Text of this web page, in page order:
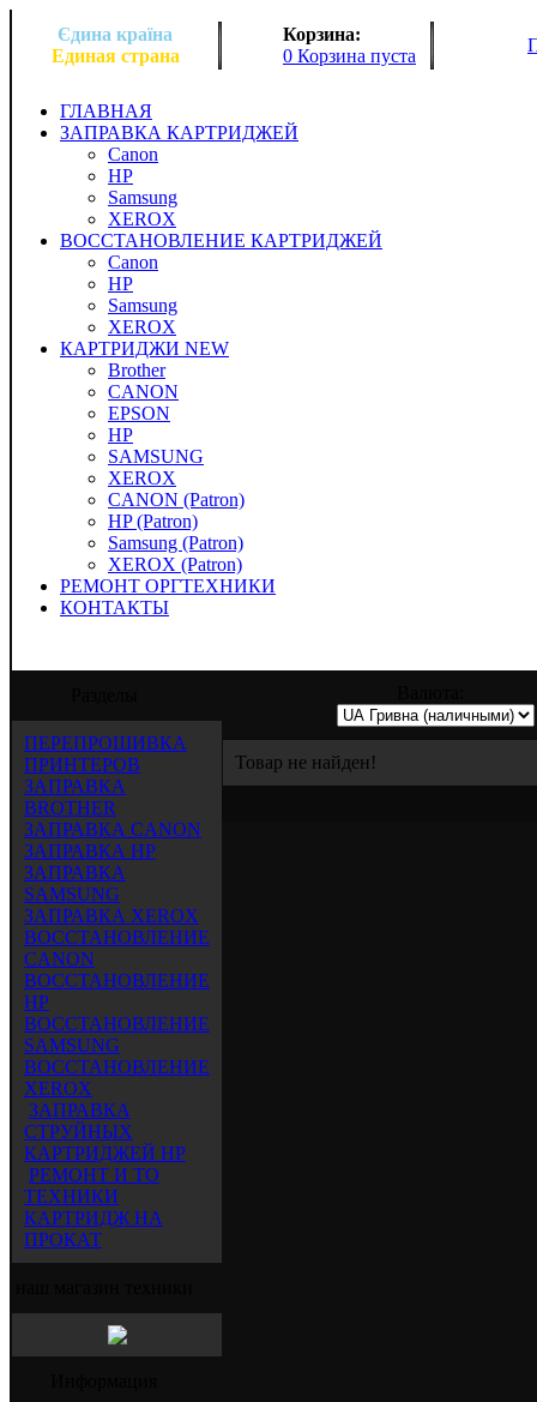
Єдина країна
Единая страна
Корзина:
0 Корзина пуста
ГЛАВНАЯ
ЗАПРАВКА КАРТРИДЖЕЙ
Canon
HP
Samsung
XEROX
ВОССТАНОВЛЕНИЕ КАРТРИДЖЕЙ
Canon
HP
Samsung
XEROX
КАРТРИДЖИ NEW
Brother
CANON
EPSON
HP
SAMSUNG
XEROX
CANON (Patron)
HP (Patron)
Samsung (Patron)
XEROX (Patron)
РЕМОНТ ОРГТЕХНИКИ
КОНТАКТЫ
ПЕРЕПРОШИВКА
ПРИНТЕРОВ
ЗАПРАВКА
BROTHER
ЗАПРАВКА CANON
ЗАПРАВКА HP
ЗАПРАВКА
SAMSUNG
ЗАПРАВКА XEROX
ВОССТАНОВЛЕНИЕ
CANON
ВОССТАНОВЛЕНИЕ
HP
ВОССТАНОВЛЕНИЕ
SAMSUNG
ВОССТАНОВЛЕНИЕ
XEROX
ЗАПРАВКА
СТРУЙНЫХ
КАРТРИДЖЕЙ HP
РЕМОНТ И ТО
ТЕХНИКИ
КАРТРИДЖ НА
ПРОКАТ
Товар не найден!